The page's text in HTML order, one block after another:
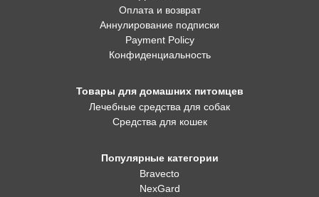
Оплата и возврат
Аннулирование подписки
Payment Policy
Конфиденциальность
Товары для домашних питомцев
Лечебные средства для собак
Средства для кошек
Популярные категории
Bravecto
NexGard